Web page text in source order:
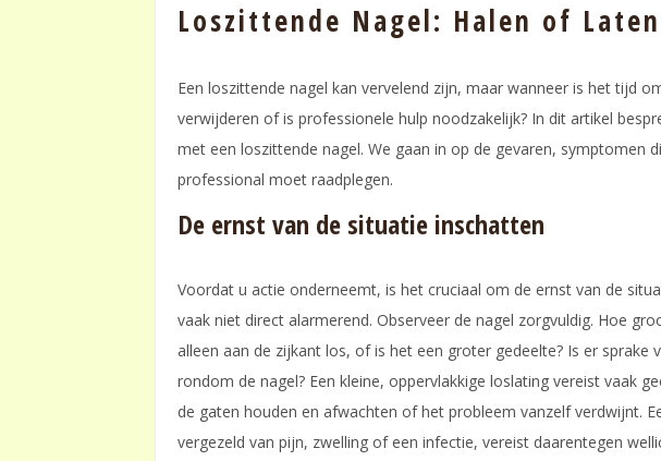
Loszittende Nagel: Halen of
Een loszittende nagel kan vervelend zijn, maar wanneer is het tijd
verwijderen of is professionele hulp noodzakelijk? In dit artikel
met een loszittende nagel. We gaan in op de gevaren, symptomen
professional moet raadplegen.
De ernst van de situatie inschatten
Voordat u actie onderneemt, is het cruciaal om de ernst van de
vaak niet direct alarmerend. Observeer de nagel zorgvuldig. Hoe
alleen aan de zijkant los, of is het een groter gedeelte? Is er sprake
rondom de nagel? Een kleine, oppervlakkige loslating vereist vaak
de gaten houden en afwachten of het probleem vanzelf verdwijnt.
vergezeld van pijn, zwelling of een infectie, vereist daarentegen